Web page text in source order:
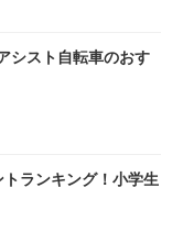
シスト自転車のおす
ランキング！小学生